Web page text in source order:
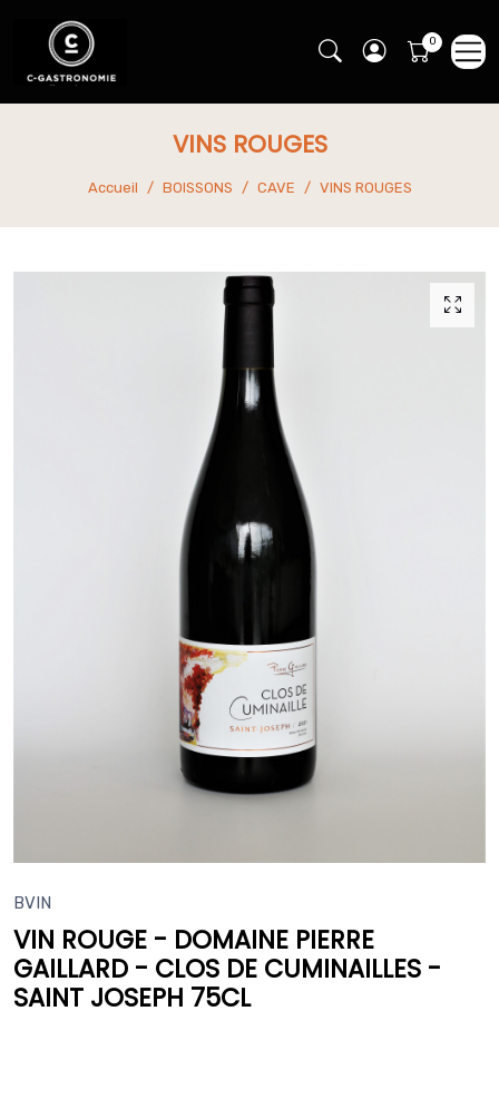
VINS ROUGES
Accueil BOISSONS CAVE VINS ROUGES
BVIN
VIN ROUGE - DOMAINE PIERRE
GAILLARD - CLOS DE CUMINAILLES -
SAINT JOSEPH 75CL